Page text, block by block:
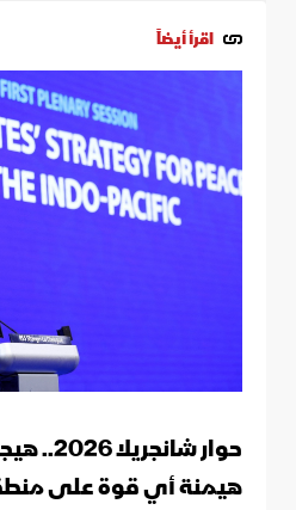
اقرأ أيضاً
حوار
هيمنة أي قوة على